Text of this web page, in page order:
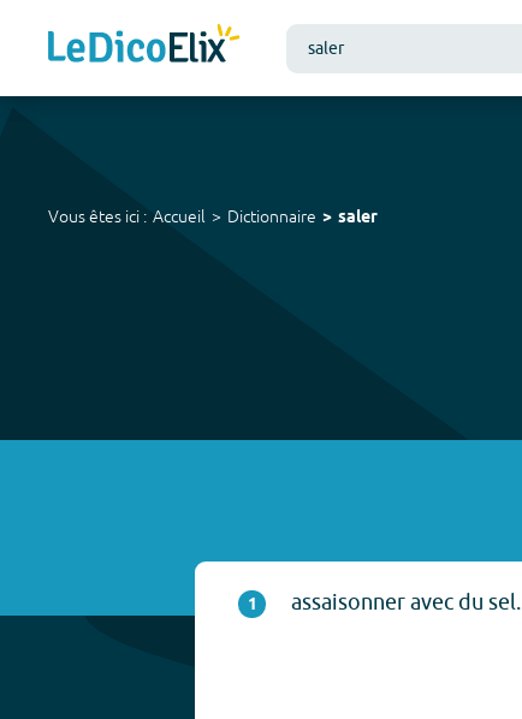
Vous êtes ici : Accueil Dictionnaire saler
1 assaisonner avec du sel.